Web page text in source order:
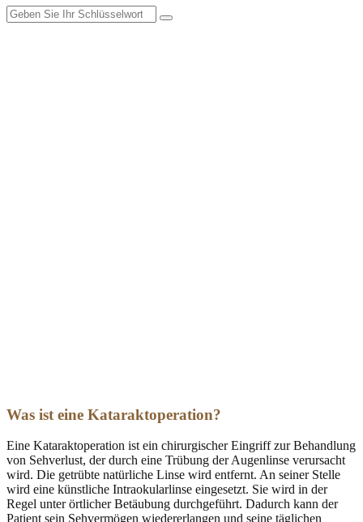
Was ist eine Kataraktoperation?
Eine Kataraktoperation ist ein chirurgischer Eingriff zur Behandlung
von Sehverlust, der durch eine Trübung der Augenlinse verursacht
wird. Die getrübte natürliche Linse wird entfernt. An seiner Stelle
wird eine künstliche Intraokularlinse eingesetzt. Sie wird in der
Regel unter örtlicher Betäubung durchgeführt. Dadurch kann der
Patient sein Sehvermögen wiedererlangen und seine täglichen